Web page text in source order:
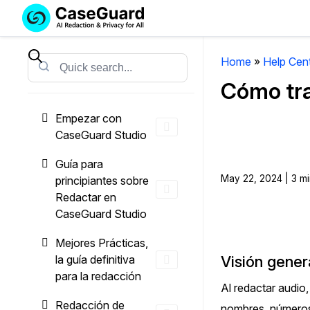
Servicios
CASEGUARD
SUBCONTRATE
SUS
Selecciona un plan que se adapte a tus
necesidades
Precios de Redacción a Pedido
Soluciones
Search
Empezar con
CaseGuard Studio
Guía para
principiantes sobre
Redactar en
CaseGuard Studio
Mejores Prácticas,
la guía definitiva
para la redacción
Redacción de
Home» Help
Cómo
May 22, 2024 | 3
Visión
Al redactar audio,